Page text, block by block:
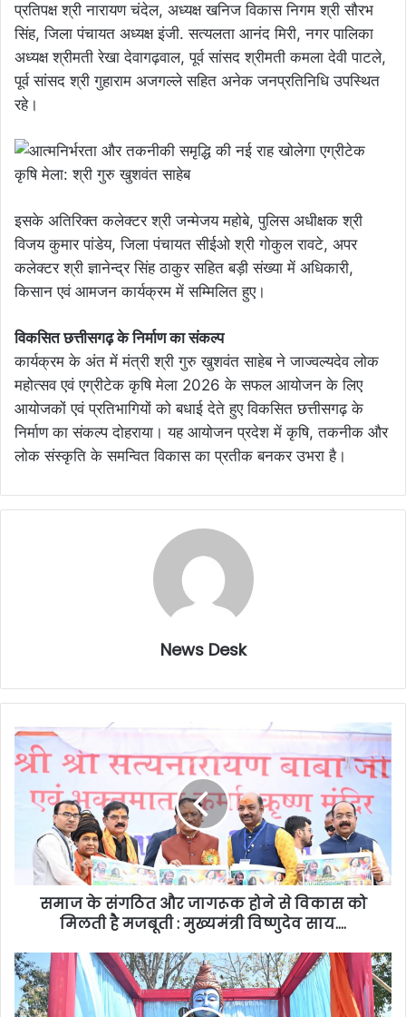
प्रतिपक्ष श्री नारायण चंदेल, अध्यक्ष खनिज विकास निगम श्री सौरभ
सिंह, जिला पंचायत अध्यक्ष इंजी. सत्यलता आनंद मिरी, नगर पालिका
अध्यक्ष श्रीमती रेखा देवागढ़वाल, पूर्व सांसद श्रीमती कमला देवी पाटले,
पूर्व सांसद श्री गुहाराम अजगल्ले सहित अनेक जनप्रतिनिधि उपस्थित
रहे।
इसके अतिरिक्त कलेक्टर श्री जन्मेजय महोबे, पुलिस अधीक्षक श्री
विजय कुमार पांडेय, जिला पंचायत सीईओ श्री गोकुल रावटे, अपर
कलेक्टर श्री ज्ञानेन्द्र सिंह ठाकुर सहित बड़ी संख्या में अधिकारी,
किसान एवं आमजन कार्यक्रम में सम्मिलित हुए।
विकसित छत्तीसगढ़ के निर्माण का संकल्प
कार्यक्रम के अंत में मंत्री श्री गुरु खुशवंत साहेब ने जाज्वल्यदेव लोक
महोत्सव एवं एग्रीटेक कृषि मेला 2026 के सफल आयोजन के लिए
आयोजकों एवं प्रतिभागियों को बधाई देते हुए विकसित छत्तीसगढ़ के
निर्माण का संकल्प दोहराया। यह आयोजन प्रदेश में कृषि, तकनीक और
लोक संस्कृति के समन्वित विकास का प्रतीक बनकर उभरा है।
News Desk
समाज के संगठित और जागरूक होने से विकास को
मिलती है मजबूती : मुख्यमंत्री विष्णुदेव साय….